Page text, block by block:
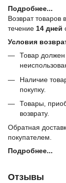
Подробнее...
Возврат товаров
течение 14 дней
Условия
Товар должен
Наличие
покупку.
Товары,
возврату.
Обратная
покупателем.
Подробнее...
Отзывы